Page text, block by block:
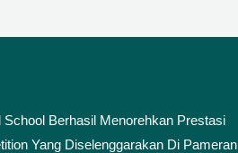
Berhasil Menorehkan Prestasi
Yang Diselenggarakan Di Pameran